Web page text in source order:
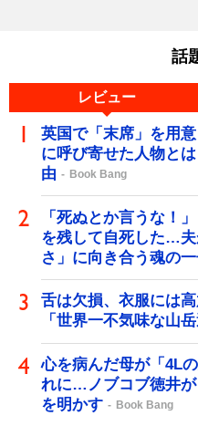
話
レビュー
英国で「末席」を用
に呼び寄せた人物と
由
Book Bang
「死ぬとか言うな！
を残して自死した…
さ」に向き合う魂の
舌は欠損、衣服には
「世界一不気味な山
心を病んだ母が「4L
れに…ノブコブ徳井
を明かす
Book Bang